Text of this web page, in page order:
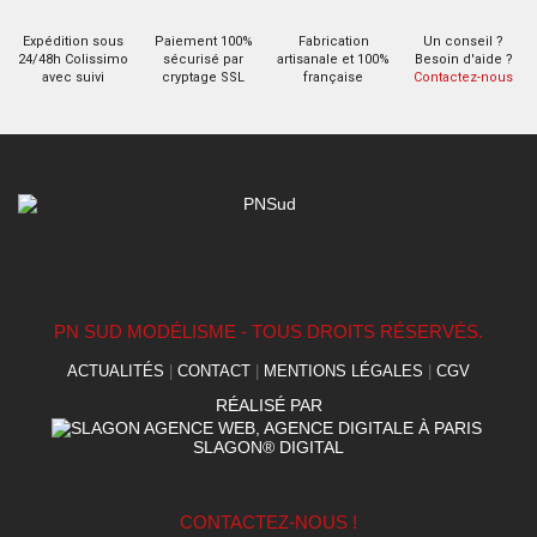
Expédition sous
24/48h Colissimo
avec suivi
Paiement 100%
sécurisé par
cryptage SSL
Fabrication
artisanale et 100%
française
Un conseil ?
Besoin d'aide ?
Contactez-nous
PN SUD MODÉLISME - TOUS DROITS RÉSERVÉS.
ACTUALITÉS | CONTACT | MENTIONS LÉGALES | CGV
RÉALISÉ PAR
SLAGON® DIGITAL
CONTACTEZ-NOUS !